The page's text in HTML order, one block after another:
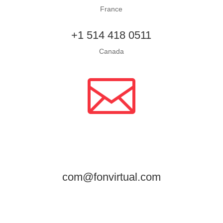
France
+1 514 418 0511
Canada

com@fonvirtual.com